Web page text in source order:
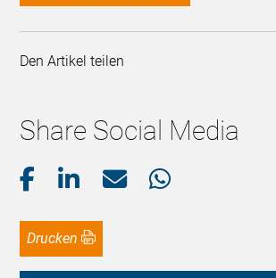
Den Artikel teilen
Share Social Media
Drucken